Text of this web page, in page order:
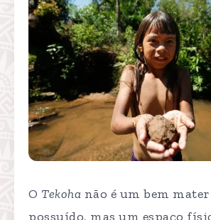
O Tekoha não é um bem
possuído, mas um espaço